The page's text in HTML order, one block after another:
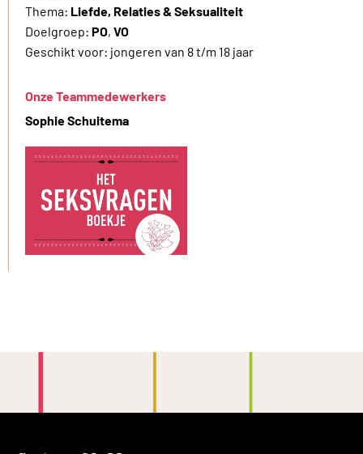
Thema: Liefde, Relaties & Seksualiteit
Doelgroep: PO, VO
Geschikt voor: jongeren van 8 t/m 18 jaar
Onze Teammedewerkers
Sophie Schuitema